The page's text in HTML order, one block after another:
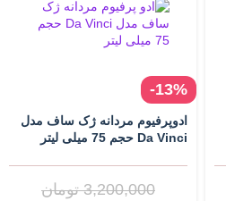
-13%
ادوپرفیوم مردانه ژک ساف مدل
Da Vinci حجم 75 میلی لیتر
3,200,000 تومان